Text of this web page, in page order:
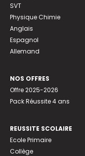
SVT
Physique Chimie
Anglais
Espagnol
Allemand
NOS OFFRES
Offre 2025-2026
Pack Réussite 4 ans
REUSSITE SCOLAIRE
Ecole Primaire
Collège